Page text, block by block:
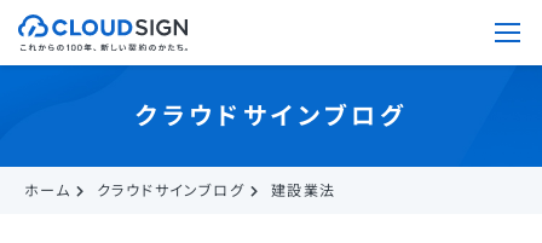
クラウドサインブログ
ホーム クラウドサインブログ 建設業法